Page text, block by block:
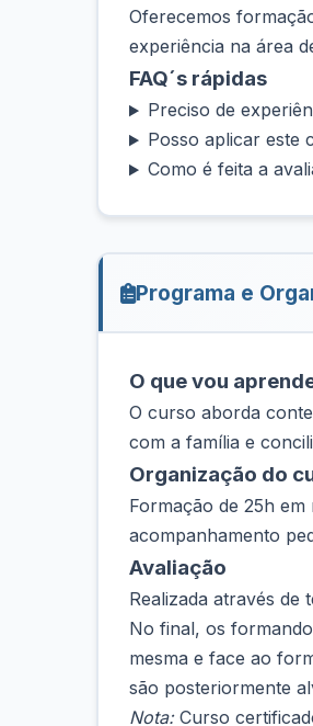
Oferecemos
experiência na área
FAQ´s rápidas
Preciso de
Posso aplicar este
Como é feita a
Programa e
O que vou
O curso aborda
com a família e
Organização do
Formação de 25h
acompanhamento
Avaliação
Realizada através
No final, os
mesma e face ao
são posteriormente
Nota:Curso